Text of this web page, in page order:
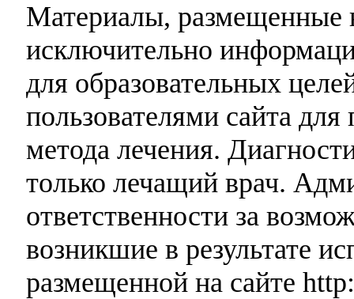
Материалы, размещенные
исключительно
для образовательных
пользователями сайта
метода лечения.
только лечащий врач.
ответственности за
возникшие в результате
размещенной на сайте